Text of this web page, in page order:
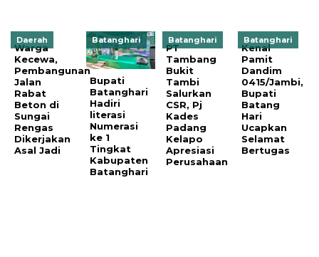
Daerah
Warga
Kecewa,
Pembangunan
Jalan
Rabat
Beton di
Sungai
Rengas
Dikerjakan
Asal Jadi
Batanghari
Bupati
Batanghari
Hadiri
literasi
Numerasi
ke 1
Tingkat
Kabupaten
Batanghari
Batanghari
PT
Tambang
Bukit
Tambi
Salurkan
CSR, Pj
Kades
Padang
Kelapo
Apresiasi
Perusahaan
Batanghari
Kenal
Pamit
Dandim
0415/Jambi,
Bupati
Batang
Hari
Ucapkan
Selamat
Bertugas